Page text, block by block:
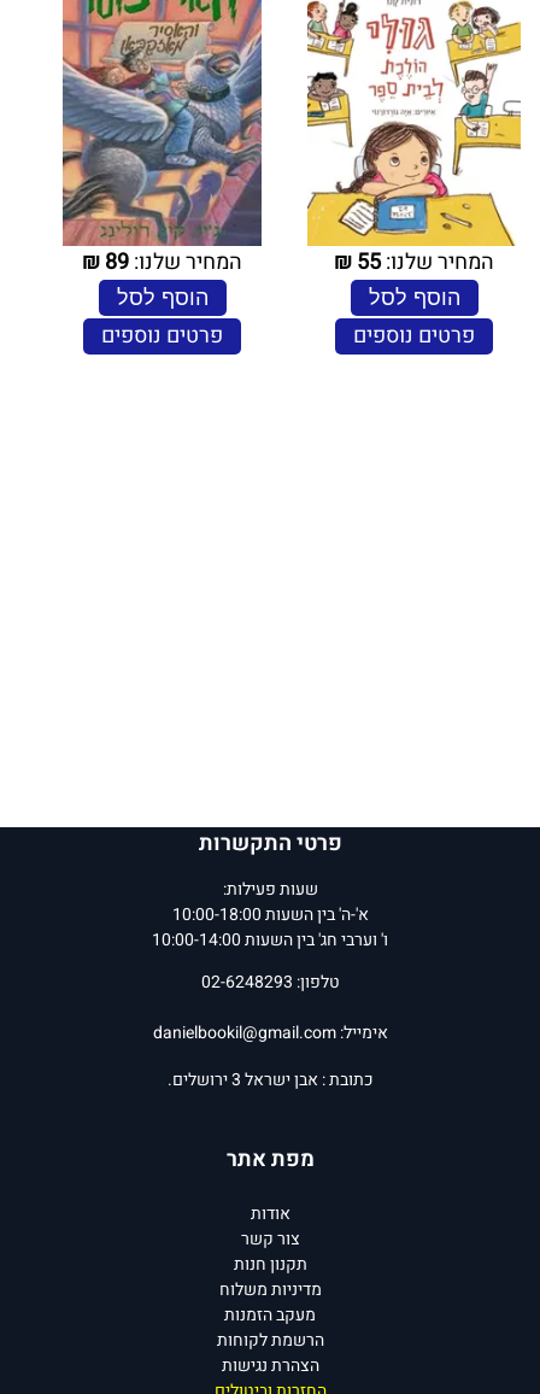
המחיר שלנו:55
₪
הוסף לסל
פרטים נוספים
המחיר שלנו:89
₪
הוסף לסל
פרטים נוספים
פרטי התקשרות
שעות פעילות:
א'-ה' בין השעות 10:00-18:00
ו' וערבי חג' בין השעות 10:00-14:00
טלפון: 02-6248293
אימייל:danielbookil@gmail.com
כתובת : אבן ישראל 3 ירושלים.
מפת אתר
אודות
צור קשר
תקנון חנות
מדיניות משלוח
מעקב הזמנות
הרשמת לקוחות
הצהרת נגישות